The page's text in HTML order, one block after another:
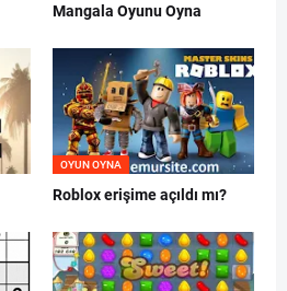
Mangala Oyunu Oyna
OYUN OYNA
Roblox erişime açıldı mı?